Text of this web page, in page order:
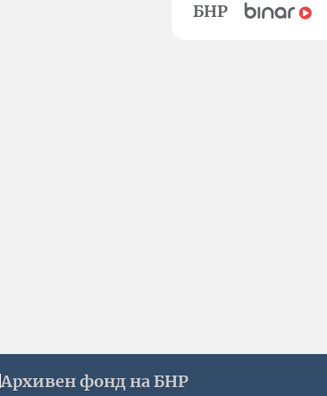
БНР
Архивен фонд на БНР